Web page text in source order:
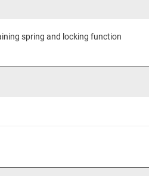
spring and locking function